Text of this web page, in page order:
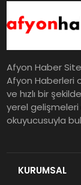
Afyon Haber
Afyon Haberleri
ve hızlı bir
yerel
okuyucusuyla
KURUMSAL